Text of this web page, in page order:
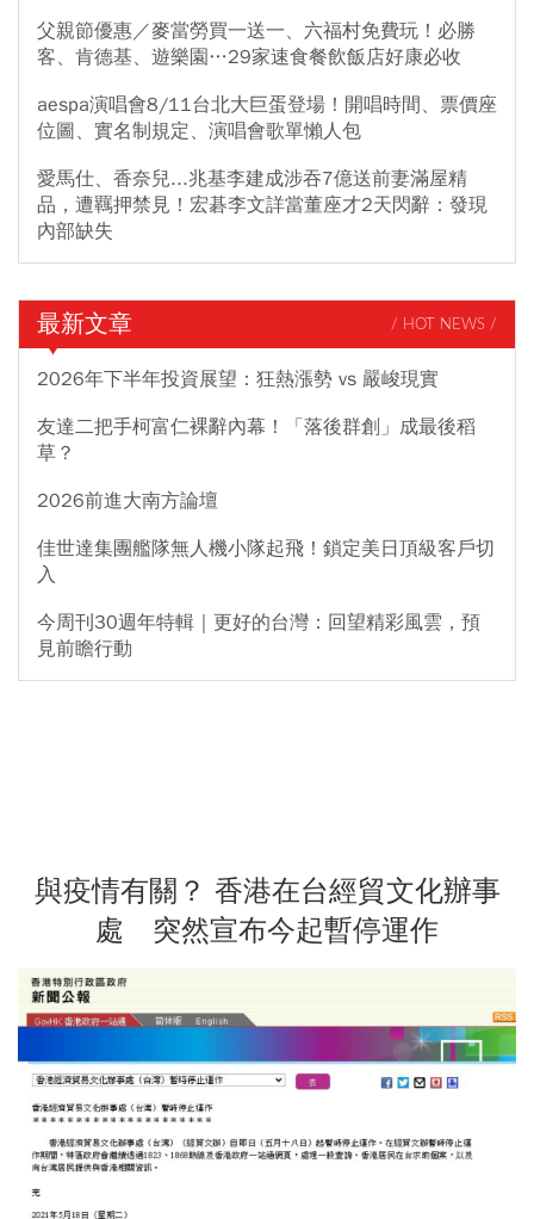
父親節優惠／麥當勞買一送一、六福村免費玩！必勝
客、肯德基、遊樂園…29家速食餐飲飯店好康必收
aespa演唱會8/11台北大巨蛋登場！開唱時間、票價座
位圖、實名制規定、演唱會歌單懶人包
愛馬仕、香奈兒...兆基李建成涉吞7億送前妻滿屋精
品，遭羈押禁見！宏碁李文詳當董座才2天閃辭：發現
內部缺失
最新文章 / HOT NEWS /
2026年下半年投資展望：狂熱漲勢 vs 嚴峻現實
友達二把手柯富仁裸辭內幕！「落後群創」成最後稻
草？
2026前進大南方論壇
佳世達集團艦隊無人機小隊起飛！鎖定美日頂級客戶切
入
今周刊30週年特輯｜更好的台灣：回望精彩風雲，預
見前瞻行動
與疫情有關？ 香港在台經貿文化辦事
處 突然宣布今起暫停運作